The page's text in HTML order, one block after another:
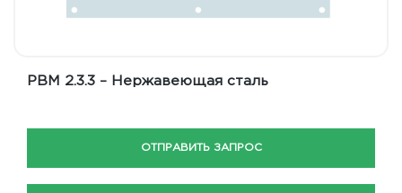
РВМ 2.3.3 – Нержавеющая сталь
ОТПРАВИТЬ ЗАПРОС